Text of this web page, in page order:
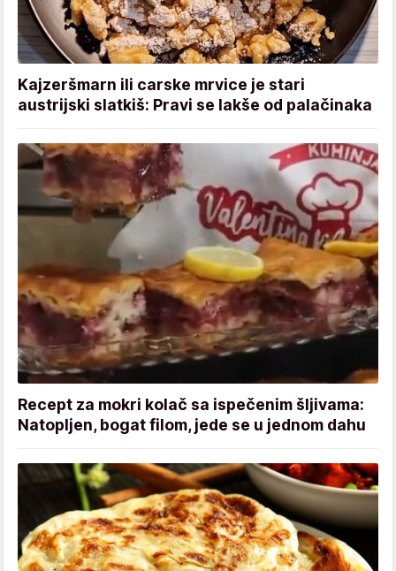
Kajzeršmarn ili carske mrvice je stari
austrijski slatkiš: Pravi se lakše od palačinaka
Recept za mokri kolač sa ispečenim šljivama:
Natopljen, bogat filom, jede se u jednom dahu